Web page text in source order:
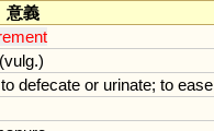
意義
(vulg.)
to defecate or urinate; to ease